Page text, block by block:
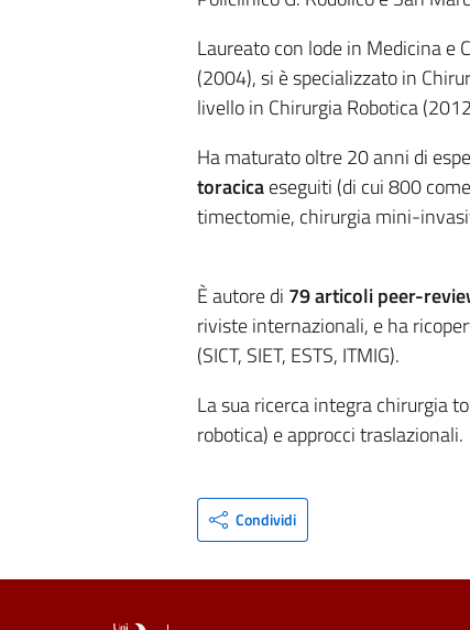
Laureato con lode in Medicina e
(2004), si è specializzato in
livello in Chirurgia Robotica
Ha maturato oltre 20 anni di
toracicaeseguiti (di cui 800
timectomie, chirurgia mini-
È autore di 79 articoli peer-
riviste internazionali, e ha
(SICT, SIET, ESTS, ITMIG).
La sua ricerca integra chirurgia
robotica) e approcci traslazionali.
Condividi